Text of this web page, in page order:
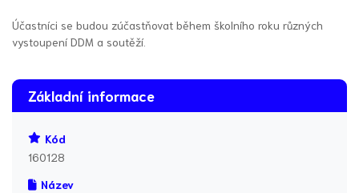
Účastníci se budou zúčastňovat během školního roku různých
vystoupení DDM a soutěží.
Základní informace
Kód
160128
Název